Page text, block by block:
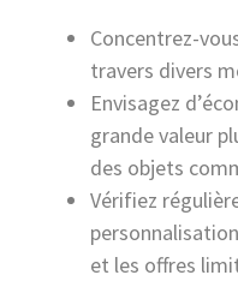
Concentrez-
travers divers
Envisagez
grande valeur
des objets
Vérifiez
et les offres